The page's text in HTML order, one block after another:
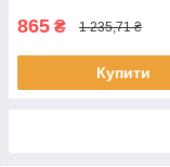
865 ₴ 1 235,71 ₴
Купити